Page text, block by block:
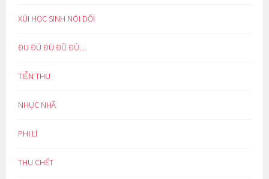
XÚI HỌC SINH NÓI DỐI
ĐU ĐÚ ĐÙ ĐŨ ĐỦ…
TIỄN THU
NHỤC NHÃ
PHI LÍ
THU CHẾT